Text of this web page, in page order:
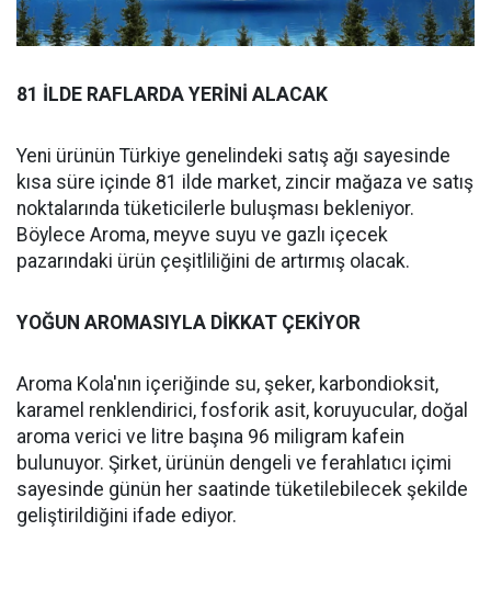
81 İLDE RAFLARDA YERİNİ ALACAK
Yeni ürünün Türkiye genelindeki satış ağı sayesinde
kısa süre içinde 81 ilde market, zincir mağaza ve satış
noktalarında tüketicilerle buluşması bekleniyor.
Böylece Aroma, meyve suyu ve gazlı içecek
pazarındaki ürün çeşitliliğini de artırmış olacak.
YOĞUN AROMASIYLA DİKKAT ÇEKİYOR
Aroma Kola'nın içeriğinde su, şeker, karbondioksit,
karamel renklendirici, fosforik asit, koruyucular, doğal
aroma verici ve litre başına 96 miligram kafein
bulunuyor. Şirket, ürünün dengeli ve ferahlatıcı içimi
sayesinde günün her saatinde tüketilebilecek şekilde
geliştirildiğini ifade ediyor.